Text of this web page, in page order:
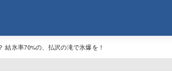
結氷率70%の、払沢の滝で氷爆を！